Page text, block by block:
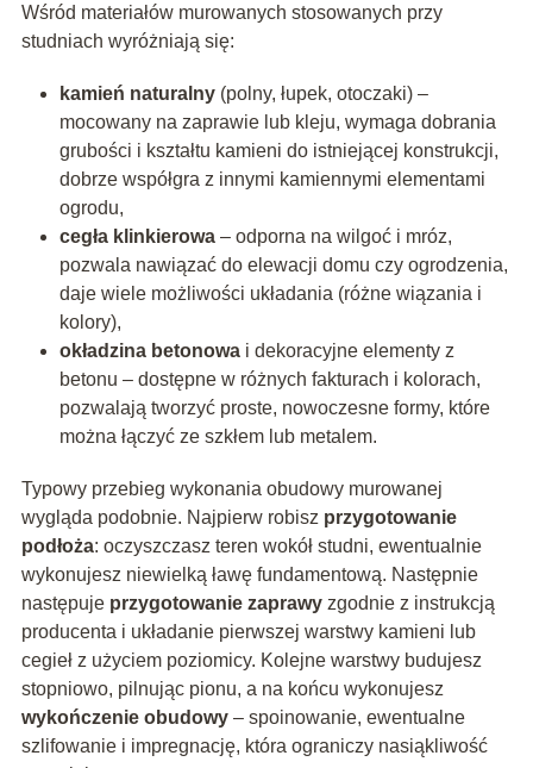
Wśród materiałów murowanych stosowanych przy
studniach wyróżniają się:
kamień naturalny(polny, łupek, otoczaki) –
mocowany na zaprawie lub kleju, wymaga dobrania
grubości i kształtu kamieni do istniejącej konstrukcji,
dobrze współgra z innymi kamiennymi elementami
ogrodu,
cegła klinkierowa– odporna na wilgoć i mróz,
pozwala nawiązać do elewacji domu czy ogrodzenia,
daje wiele możliwości układania (różne wiązania i
kolory),
okładzina betonowai dekoracyjne elementy z
betonu – dostępne w różnych fakturach i kolorach,
pozwalają tworzyć proste, nowoczesne formy, które
można łączyć ze szkłem lub metalem.
Typowy przebieg wykonania obudowy murowanej
wygląda podobnie. Najpierw robisz przygotowanie
podłoża: oczyszczasz teren wokół studni, ewentualnie
wykonujesz niewielką ławę fundamentową. Następnie
następuje przygotowanie zaprawyzgodnie z instrukcją
producenta i układanie pierwszej warstwy kamieni lub
cegieł z użyciem poziomicy. Kolejne warstwy budujesz
stopniowo, pilnując pionu, a na końcu wykonujesz
wykończenie obudowy– spoinowanie, ewentualne
szlifowanie i impregnację, która ograniczy nasiąkliwość